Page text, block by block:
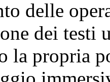
delle
dei
la propria